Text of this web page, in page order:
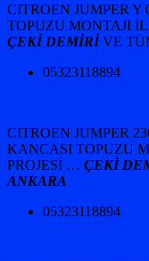
CITROEN JUMPER Y
TOPUZU MONTAJI
ÇEKİ DEMİRİVE
05323118894
CITROEN JUMPER
KANCASI TOPUZU
PROJESİ … ÇEKİ
ANKARA
05323118894